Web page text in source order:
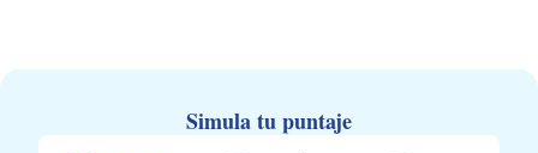
Simula tu puntaje